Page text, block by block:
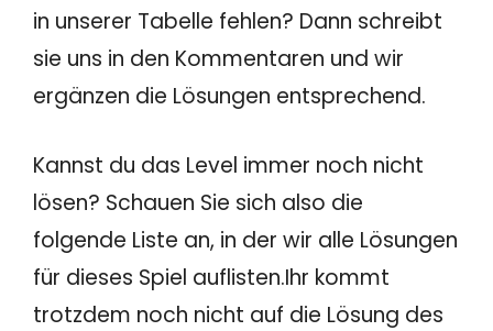
in unserer Tabelle fehlen? Dann schreibt
sie uns in den Kommentaren und wir
ergänzen die Lösungen entsprechend.
Kannst du das Level immer noch nicht
lösen? Schauen Sie sich also die
folgende Liste an, in der wir alle Lösungen
für dieses Spiel auflisten.Ihr kommt
trotzdem noch nicht auf die Lösung des